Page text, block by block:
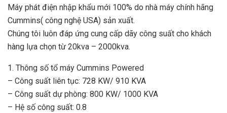
Máy phát điện nhập khẩu mới 100% do nhà máy chính hãng
Cummins( công nghệ USA) sản xuất.
Chúng tôi luôn đáp ứng cung cấp dãy công suất cho khách
hàng lựa chọn từ 20kva – 2000kva.
1. Thông số tổ máy Cummins Powered
– Công suất liên tục: 728 KW/ 910 KVA
– Công suất dự phòng: 800 KW/ 1000 KVA
– Hệ số công suất: 0.8